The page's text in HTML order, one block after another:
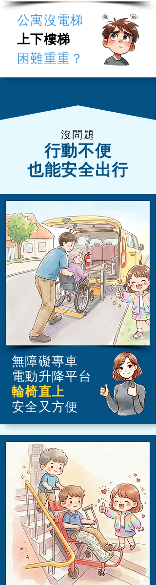
公寓沒電梯
上下樓梯
​困難重重 ？
沒問題
行動不便
也能安全出行
無障礙專車
電動升降平台
輪椅直上
​安全又方便